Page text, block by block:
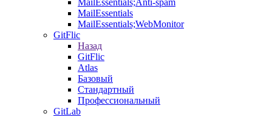
MailEssentials;Anti-spam
MailEssentials
MailEssentials;WebMonitor
GitFlic
Назад
GitFlic
Atlas
Базовый
Стандартный
Профессиональный
GitLab